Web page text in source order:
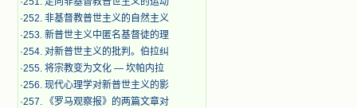
·252. 非基督教普世主义的自然主义
·253. 新普世主义中匿名基督徒的理
·254. 对新普世主义的批判。伯拉纠
·255. 将宗教变为文化 — 坎帕内拉
·256. 现代心理学对新普世主义的影
·257. 《罗马观察报》的两篇文章对